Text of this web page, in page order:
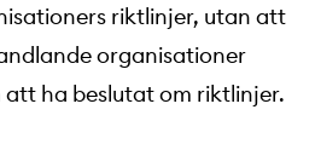
riktlinjer, utan att
organisationer
ha beslutat om riktlinjer.